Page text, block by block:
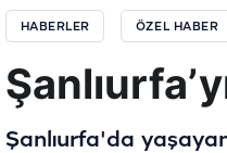
HABERLER ÖZEL HABER
Şanlıurfa'da